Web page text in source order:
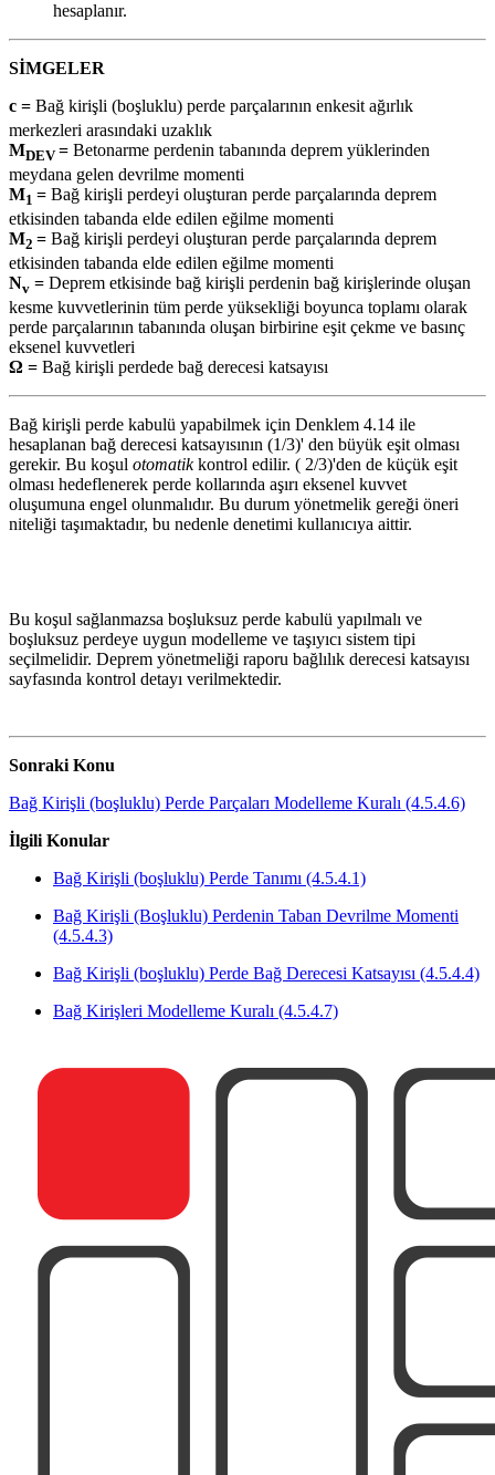
hesaplanır.
SİMGELER
c = Bağ kirişli (boşluklu) perde parçalarının enkesit ağırlık
merkezleri arasındaki uzaklık
MDEV= Betonarme perdenin tabanında deprem yüklerinden
meydana gelen devrilme momenti
M1 = Bağ kirişli perdeyi oluşturan perde parçalarında deprem
etkisinden tabanda elde edilen eğilme momenti
M2 = Bağ kirişli perdeyi oluşturan perde parçalarında deprem
etkisinden tabanda elde edilen eğilme momenti
Nv = Deprem etkisinde bağ kirişli perdenin bağ kirişlerinde oluşan
kesme kuvvetlerinin tüm perde yüksekliği boyunca toplamı olarak
perde parçalarının tabanında oluşan birbirine eşit çekme ve basınç
eksenel kuvvetleri
Ω = Bağ kirişli perdede bağ derecesi katsayısı
Bağ kirişli perde kabulü yapabilmek için Denklem 4.14 ile
hesaplanan bağ derecesi katsayısının (1/3)' den büyük eşit olması
gerekir. Bu koşul otomatikkontrol edilir. ( 2/3)'den de küçük eşit
olması hedeflenerek perde kollarında aşırı eksenel kuvvet
oluşumuna engel olunmalıdır. Bu durum yönetmelik gereği öneri
niteliği taşımaktadır, bu nedenle denetimi kullanıcıya aittir.
Bu koşul sağlanmazsa boşluksuz perde kabulü yapılmalı ve
boşluksuz perdeye uygun modelleme ve taşıyıcı sistem tipi
seçilmelidir. Deprem yönetmeliği raporu bağlılık derecesi katsayısı
sayfasında kontrol detayı verilmektedir.
Sonraki Konu
Bağ Kirişli (boşluklu) Perde Parçaları Modelleme Kuralı (4.5.4.6)
İlgili Konular
Bağ Kirişli (boşluklu) Perde Tanımı (4.5.4.1)
Bağ Kirişli (Boşluklu) Perdenin Taban Devrilme Momenti
(4.5.4.3)
Bağ Kirişli (boşluklu) Perde Bağ Derecesi Katsayısı (4.5.4.4)
Bağ Kirişleri Modelleme Kuralı (4.5.4.7)